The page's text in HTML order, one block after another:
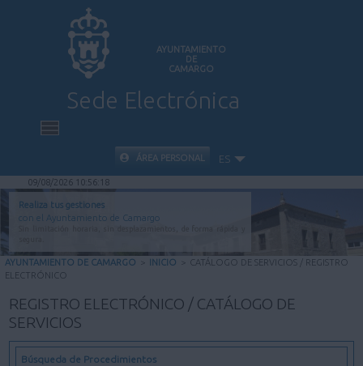
AYUNTAMIENTO
DE
CAMARGO
Sede Electrónica
INICIO
INFORMACIÓN PÚBLICA
CARPETA CIUDADANA
ÁREA PERSONAL ES
09/08/2026 10:56:19
Realiza tus gestiones
con el Ayuntamiento de Camargo
AYUNTAMIENTO DE CAMARGO > INICIO > CATÁLOGO DE SERVICIOS / REGISTRO
ELECTRÓNICO
REGISTRO ELECTRÓNICO / CATÁLOGO DE
SERVICIOS
Búsqueda de Procedimientos